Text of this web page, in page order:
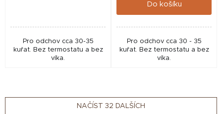
Pro odchov cca 30-35
kuřat. Bez termostatu a bez
víka.
Do košíku
Pro odchov cca 30 - 35
kuřat. Bez termostatu a bez
víka.
NAČÍST 32 DALŠÍCH